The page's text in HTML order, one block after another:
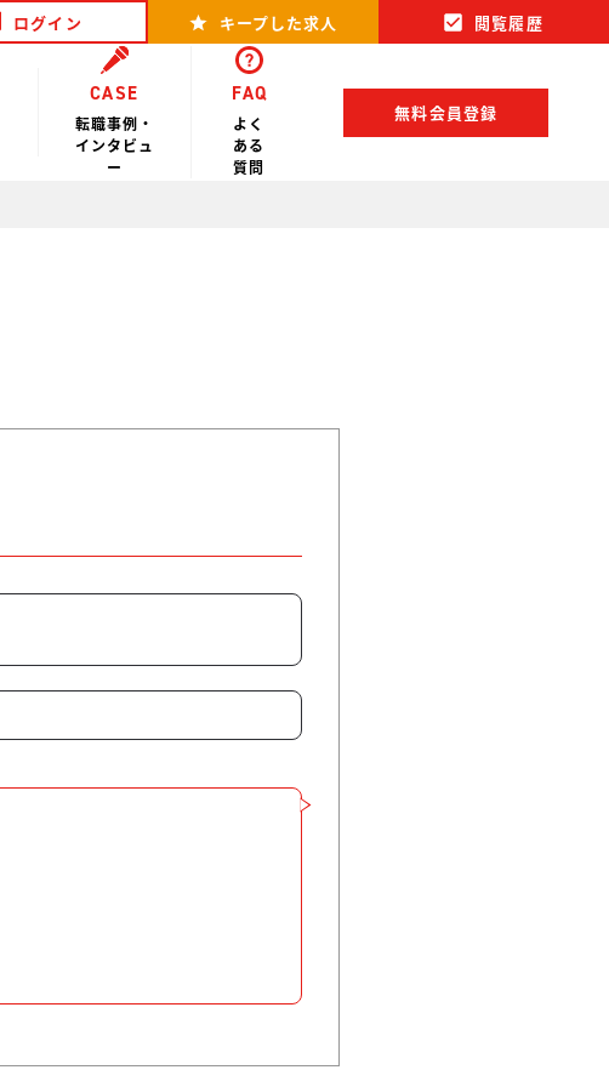
ログイン キープした求人 閲覧履歴
CASE
転職事例・
インタビュ
ー
FAQ
よく
ある
質問
無料会員登録